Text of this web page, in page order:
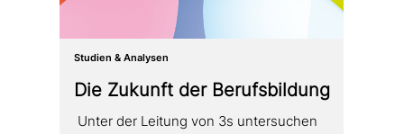
Studien & Analysen
Die Zukunft der Berufsbildung
Unter der Leitung von 3s unter­su­chen